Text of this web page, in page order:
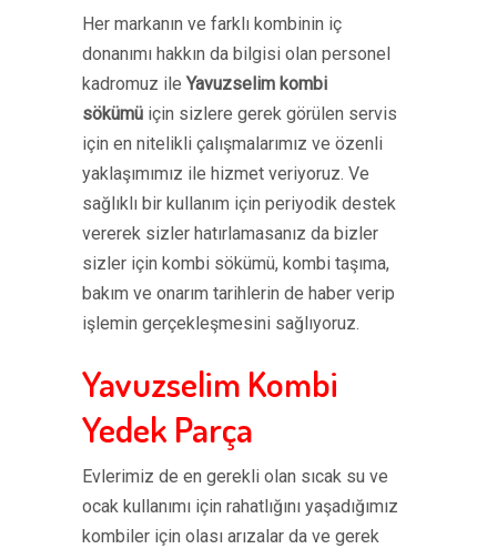
Her markanın ve farklı kombinin iç
donanımı hakkın da bilgisi olan personel
kadromuz ileYavuzselim kombi
sökümü için sizlere gerek görülen servis
için en nitelikli çalışmalarımız ve özenli
yaklaşımımız ile hizmet veriyoruz. Ve
sağlıklı bir kullanım için periyodik destek
vererek sizler hatırlamasanız da bizler
sizler için kombi sökümü, kombi taşıma,
bakım ve onarım tarihlerin de haber verip
işlemin gerçekleşmesini sağlıyoruz.
Yavuzselim Kombi
Yedek Parça
Evlerimiz de en gerekli olan sıcak su ve
ocak kullanımı için rahatlığını yaşadığımız
kombiler için olası arızalar da ve gerek